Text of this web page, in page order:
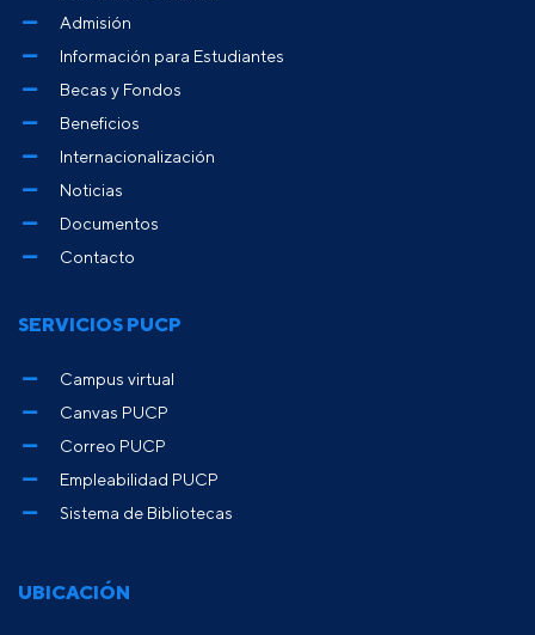
UBICACIÓN
Admisión
Información para Estudiantes
Becas y Fondos
Beneficios
Internacionalización
Noticias
Documentos
Contacto
SERVICIOS PUCP
Campus virtual
Canvas PUCP
Correo PUCP
Empleabilidad PUCP
Sistema de Bibliotecas